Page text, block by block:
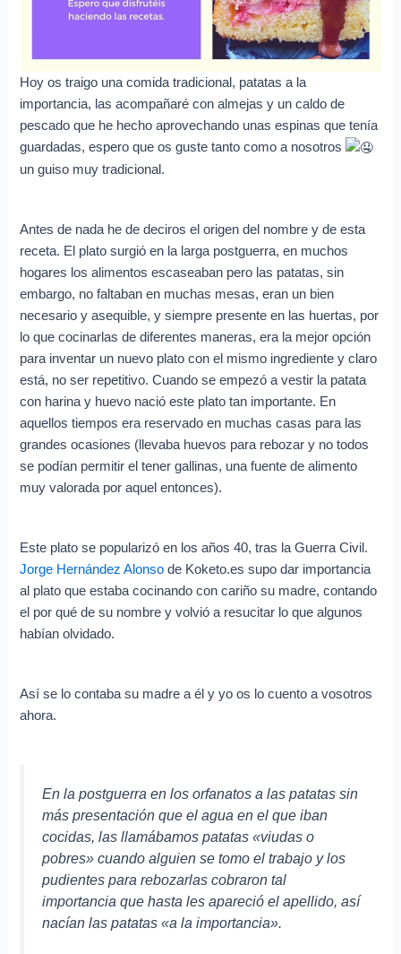
Hoy os traigo una comida tradicional, patatas a la
importancia, las acompañaré con almejas y un caldo de
pescado que he hecho aprovechando unas espinas que tenía
guardadas, espero que os guste tanto como a nosotros
un guiso muy tradicional.
Antes de nada he de deciros el origen del nombre y de esta
receta. El plato surgió en la larga postguerra, en muchos
hogares los alimentos escaseaban pero las patatas, sin
embargo, no faltaban en muchas mesas, eran un bien
necesario y asequible, y siempre presente en las huertas, por
lo que cocinarlas de diferentes maneras, era la mejor opción
para inventar un nuevo plato con el mismo ingrediente y claro
está, no ser repetitivo. Cuando se empezó a vestir la patata
con harina y huevo nació este plato tan importante. En
aquellos tiempos era reservado en muchas casas para las
grandes ocasiones (llevaba huevos para rebozar y no todos
se podían permitir el tener gallinas, una fuente de alimento
muy valorada por aquel entonces).
Este plato se popularizó en los años 40, tras la Guerra Civil.
Jorge Hernández Alonso de Koketo.es supo dar importancia
al plato que estaba cocinando con cariño su madre, contando
el por qué de su nombre y volvió a resucitar lo que algunos
habían olvidado.
Así se lo contaba su madre a él y yo os lo cuento a vosotros
ahora.
En la postguerra en los orfanatos a las patatas sin
más presentación que el agua en el que iban
cocidas, las llamábamos patatas «viudas o
pobres» cuando alguien se tomo el trabajo y los
pudientes para rebozarlas cobraron tal
importancia que hasta les apareció el apellido, así
nacían las patatas «a la importancia».